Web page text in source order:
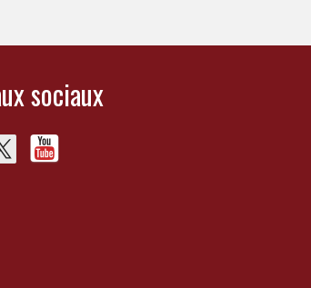
sociaux